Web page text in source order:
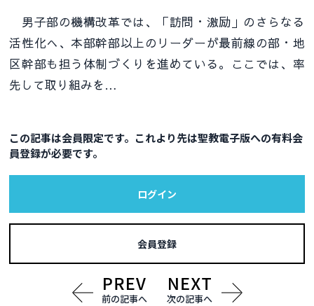
男子部の機構改革では、「訪問・激励」のさらなる
活性化へ、本部幹部以上のリーダーが最前線の部・地
区幹部も担う体制づくりを進めている。ここでは、率
先して取り組みを…
この記事は会員限定です。これより先は聖教電子版への有料会
員登録が必要です。
ログイン
会員登録
前の記事へ 次の記事へ